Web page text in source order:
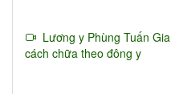
Lương y Phùng Tuấn
cách chữa theo đông y